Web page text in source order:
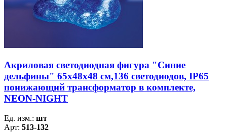
Акриловая светодиодная фигура "Синие
дельфины" 65х48х48 см,136 светодиодов, IP65
понижающий трансформатор в комплекте,
NEON-NIGHT
Ед. изм.: шт
Арт: 513-132